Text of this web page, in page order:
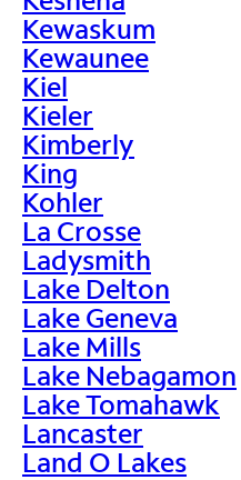
Kewaskum
Kewaunee
Kiel
Kieler
Kimberly
King
Kohler
La Crosse
Ladysmith
Lake Delton
Lake Geneva
Lake Mills
Lake Nebagamon
Lake Tomahawk
Lancaster
Land O Lakes